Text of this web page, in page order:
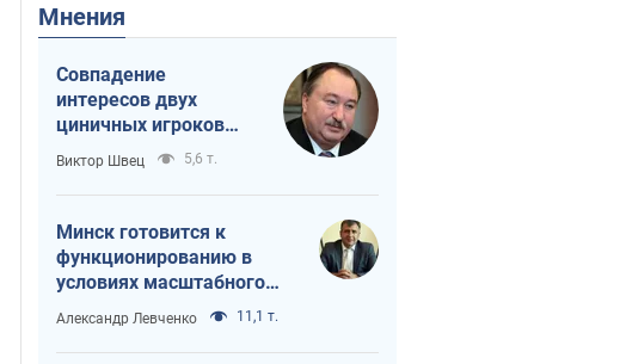
Мнения
Совпадение
интересов двух
циничных игроков
или тайный план
Трампа и Путина?
Виктор Швец 5,6 т.
Минск готовится к
функционированию в
условиях масштабного
военного кризиса
Александр Левченко 11,1 т.